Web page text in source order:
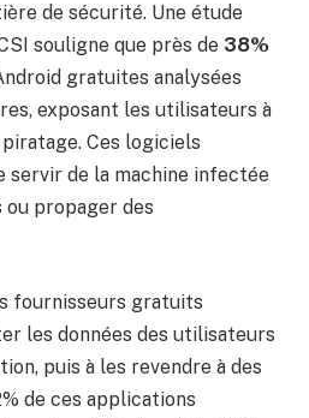
de sécurité. Une étude
souligne que près de 38%
gratuites analysées
exposant les utilisateurs à
Ces logiciels
servir de la machine infectée
ou propager des
fournisseurs gratuits
les données des utilisateurs
puis à les revendre à des
de ces applications